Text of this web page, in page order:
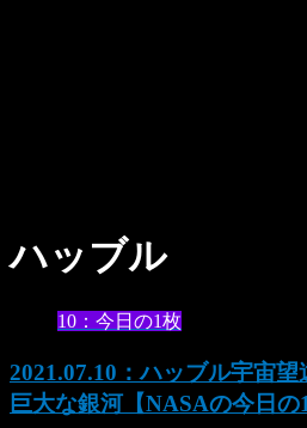
ハッブル
10：今日の1枚
2021.07.10：ハッブル宇宙
巨大な銀河【NASAの今日の1